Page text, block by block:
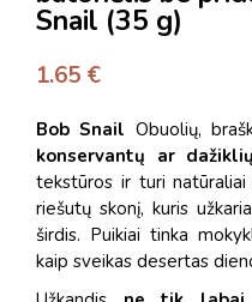
Snail (35 g)
1.65 €
Bob Snail Obuolių,
konservantų ar
tekstūros ir turi
riešutų skonį, kuris
širdis. Puikiai tinka
kaip sveikas desertas